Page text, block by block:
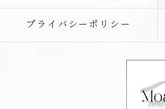
プライバシーポリシー